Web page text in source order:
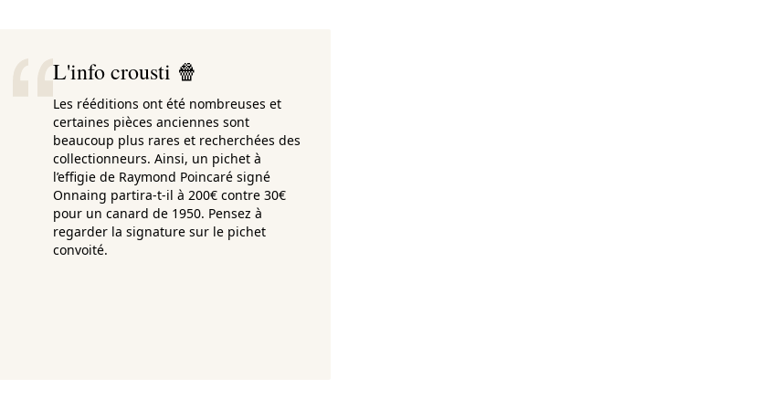
L'info crousti 🍿
Les rééditions ont été nombreuses et
certaines pièces anciennes sont
beaucoup plus rares et recherchées des
collectionneurs. Ainsi, un pichet à
l’effigie de Raymond Poincaré signé
Onnaing partira-t-il à 200€ contre 30€
pour un canard de 1950. Pensez à
regarder la signature sur le pichet
convoité.